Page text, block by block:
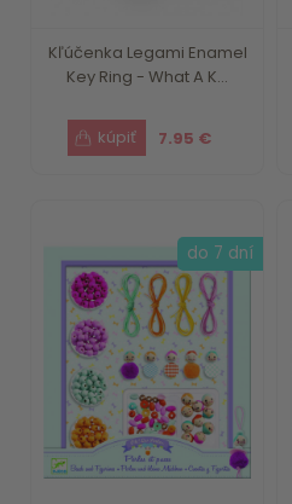
Kľúčenka Legami Enamel
Key Ring - What A K...
7.95 €
do 7 dní